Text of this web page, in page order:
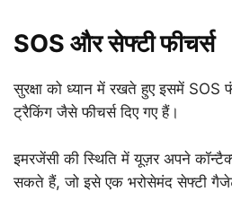
SOS और सेफ्टी फीचर्स
सुरक्षा को ध्यान में रखते हुए इसमें
ट्रैकिंग जैसे फीचर्स दिए गए हैं।
इमरजेंसी की स्थिति में यूज़र अपने
सकते हैं, जो इसे एक भरोसेमंद सेफ्टी